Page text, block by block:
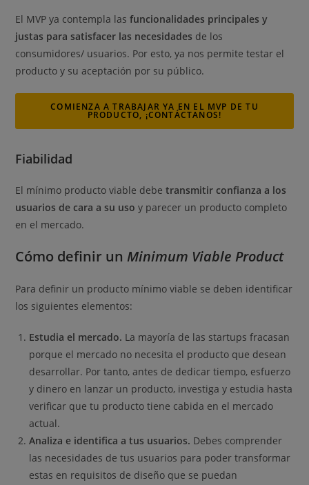
El MVP ya contempla las funcionalidades principales y
justas para satisfacer las necesidades de los
consumidores/ usuarios. Por esto, ya nos permite testar el
producto y su aceptación por su público.
COMIENZA A TRABAJAR YA EN EL MVP DE TU
PRODUCTO, ¡CONTÁCTANOS!
Fiabilidad
El mínimo producto viable debetransmitir confianza a los
usuarios de cara a su uso y parecer un producto completo
en el mercado.
Cómo definir un Minimum Viable Product
Para definir un producto mínimo viable se deben identificar
los siguientes elementos:
Estudia el mercado. La mayoría de las startups fracasan
porque el mercado no necesita el producto que desean
desarrollar. Por tanto, antes de dedicar tiempo, esfuerzo
y dinero en lanzar un producto, investiga y estudia hasta
verificar que tu producto tiene cabida en el mercado
actual.
Analiza e identifica a tus usuarios. Debes comprender
las necesidades de tus usuarios para poder transformar
estas en requisitos de diseño que se puedan